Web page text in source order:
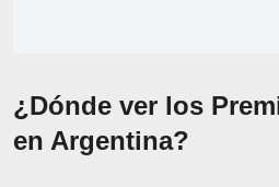
¿Dónde ver los
en Argentina?